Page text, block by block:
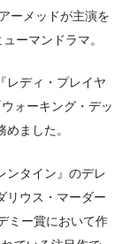
ーメッドが主演を
ーマンドラマ。
レディ・プレイヤ
ォーキング・デッ
ました。
ンタイン』のデレ
リウス・マーダー
ミー賞において作